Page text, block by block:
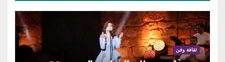
ثقافة وفن